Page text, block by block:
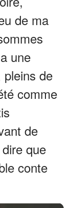
de ma
une
de
comme
de
que
conte